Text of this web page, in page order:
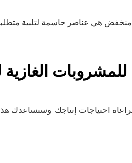
منخفض هي عناصر حاسمة لتلبية
الغازية
احتياجات إنتاجك. وستساعدك